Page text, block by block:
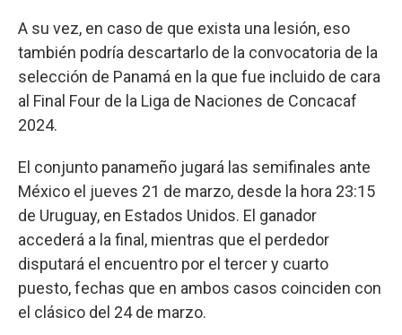
A su vez, en caso de que exista una lesión, eso
también podría descartarlo de la convocatoria de la
selección de Panamá en la que fue incluido de cara
al Final Four de la Liga de Naciones de Concacaf
2024.
El conjunto panameño jugará las semifinales ante
México el jueves 21 de marzo, desde la hora 23:15
de Uruguay, en Estados Unidos. El ganador
accederá a la final, mientras que el perdedor
disputará el encuentro por el tercer y cuarto
puesto, fechas que en ambos casos coinciden con
el clásico del 24 de marzo.